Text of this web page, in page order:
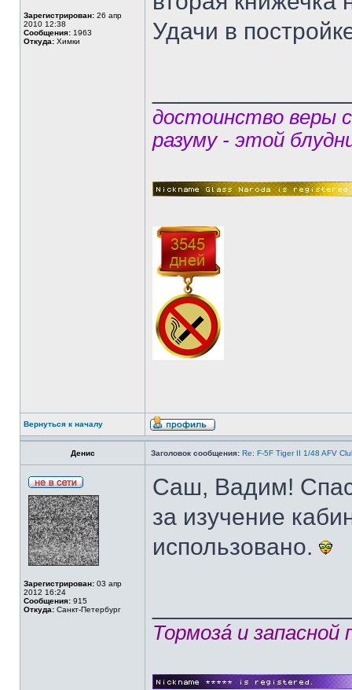
Зарегистрирован: 26 апр
2010 12:38
Сообщения: 1963
Откуда: Химки
Удачи в
достоинство веры
разуму - этой
Вернуться к началу
Денис Заголовок сообщения: Re: F-5F Tiger II 1/48 AFV
Зарегистрирован: 03 апр
2012 16:24
Сообщения: 915
Откуда: Санкт-Петербург
Саш, Вадим!
за изучение
использовано.
Тормозá и